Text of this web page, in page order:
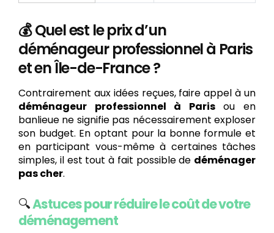
💰 Quel est le prix d’un
déménageur professionnel à Paris
et en Île-de-France ?
Contrairement aux idées reçues, faire appel à un
déménageur professionnel à Parisou en
banlieue ne signifie pas nécessairement exploser
son budget. En optant pour la bonne formule et
en participant vous-même à certaines tâches
simples, il est tout à fait possible de déménager
pas cher.
🔍Astuces pour réduire le coût de votre
déménagement